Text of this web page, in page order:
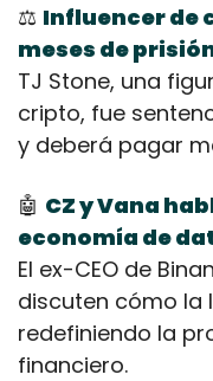
⚖️ Influencer de
meses de
TJ Stone, una
cripto, fue
y deberá pagar
🤖 CZ y Vana
economía de
El ex-CEO de
discuten cómo la
redefiniendo la
financiero.